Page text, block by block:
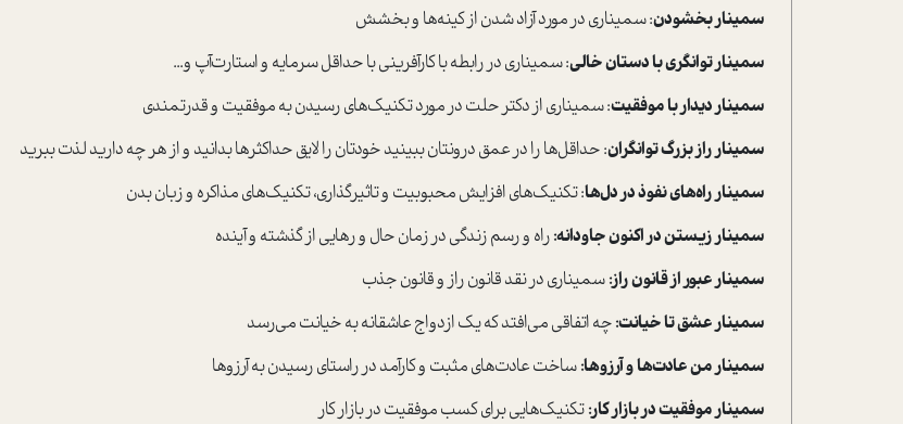
سمینار بخشودن: سمیناری در مورد آزاد شدن از کینه‌ها و بخشش
سمینار توانگری با دستان خالی: سمیناری در رابطه با کارآفرینی با حداقل سرمایه و استارت‌آپ و...
سمینار دیدار با موفقیت: سمیناری از دکتر حلت در مورد تکنیک‌های رسیدن به موفقیت و قدرتمندی
سمینار راز بزرگ توانگران: حداقل‌ها را در عمق درونتان ببینید خودتان را لایق حداکثرها بدانید و از هر چه دارید لذت ببرید
سمینار راه‌های نفوذ در دل‌ها: تکنیک‌های افزایش محبوبیت و تاثیرگذاری، تکنیک‌های مذاکره و زبان بدن
سمینار زیستن در اکنون جاودانه:راه و رسم زندگی در زمان حال و رهایی از گذشته و آینده
سمینار عبور از قانون راز:سمیناری در نقد قانون راز و قانون جذب
سمینار عشق تا خیانت:چه اتفاقی می‌افتد که یک ازدواج عاشقانه به خیانت می‌رسد
سمینار من عادت‌ها و آرزوها:ساخت عادت‌های مثبت و کارآمد در راستای رسیدن به آرزوها
سمینار موفقیت در بازار کار:تکنیک‌هایی برای کسب موفقیت در بازار کار